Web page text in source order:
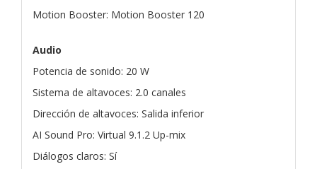
Motion Booster: Motion Booster 120
Audio
Potencia de sonido: 20 W
Sistema de altavoces: 2.0 canales
Dirección de altavoces: Salida inferior
AI Sound Pro: Virtual 9.1.2 Up-mix
Diálogos claros: Sí